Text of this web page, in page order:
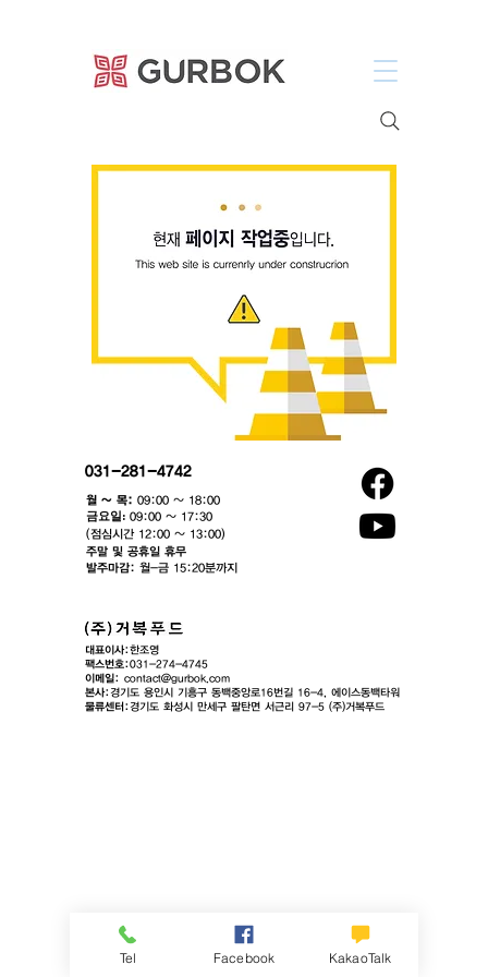
거복푸드
031-281-4742
월 ~ 목: 09:00 ~ 18:00
​금요일: 09:00 ~ 17:30
(점심시간 12:00 ~ 13:00)​
주말 및 공휴일 휴무
발주마감: 월-금 15:20분까지
대표이사:한조영
팩스번호:031-274-4745
이메일: contact@gurbok.com
본사:경기도 용인시 기흥구 동백중앙로16번길 16-4, 에이스동백타워
​물류센터:경기도 화성시 만세구 팔탄면 서근리 97-5 (주)거복푸드
Tel Facebook KakaoTalk